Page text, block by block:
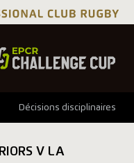
Décisions disciplinaires
V LA